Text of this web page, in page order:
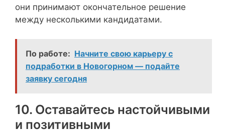
они принимают окончательное решение
между несколькими кандидатами.
По работе: Начните свою карьеру с
подработки в Новогорном — подайте
заявку сегодня
10. Оставайтесь настойчивыми
и позитивными